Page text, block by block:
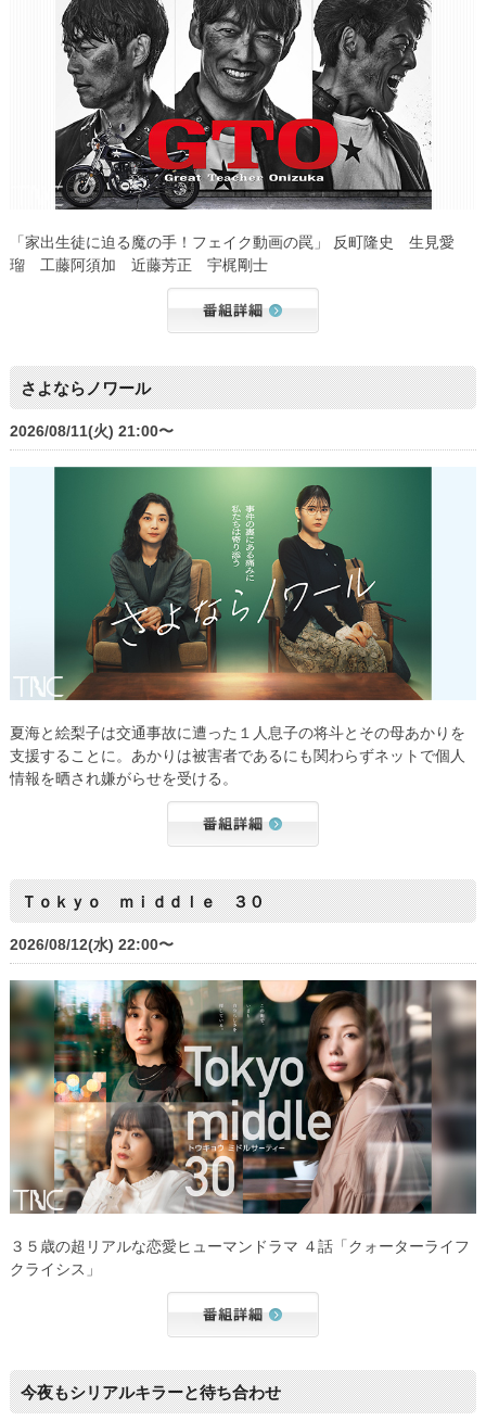
「家出生徒に迫る魔の手！フェイク動画の罠」 反町隆史 生見愛
瑠 工藤阿須加 近藤芳正 宇梶剛士
さよならノワール
2026/08/11(火) 21:00〜
夏海と絵梨子は交通事故に遭った１人息子の将斗とその母あかりを
支援することに。あかりは被害者であるにも関わらずネットで個人
情報を晒され嫌がらせを受ける。
Ｔｏｋｙｏ ｍｉｄｄｌｅ ３０
2026/08/12(水) 22:00〜
３５歳の超リアルな恋愛ヒューマンドラマ ４話「クォーターライフ
クライシス」
今夜もシリアルキラーと待ち合わせ